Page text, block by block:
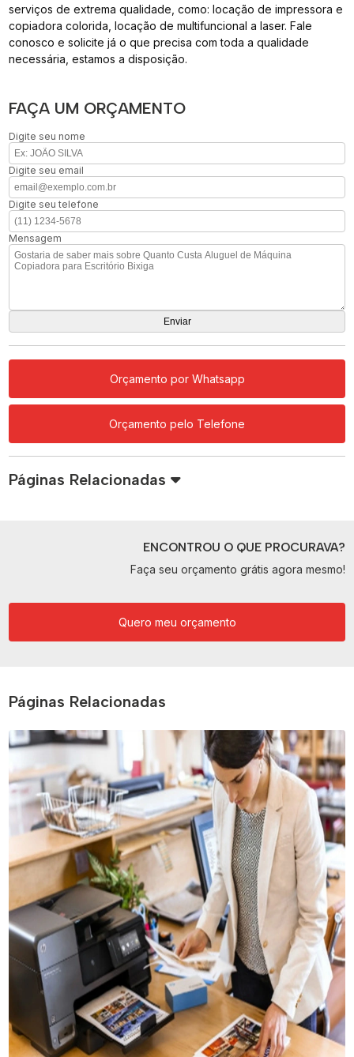
serviços de extrema qualidade, como: locação de impressora e
copiadora colorida, locação de multifuncional a laser. Fale
conosco e solicite já o que precisa com toda a qualidade
necessária, estamos a disposição.
FAÇA UM ORÇAMENTO
Digite seu nome
Digite seu email
Digite seu telefone
Mensagem
Orçamento por Whatsapp
Orçamento pelo Telefone
Páginas Relacionadas
ENCONTROU O QUE PROCURAVA?
Faça seu orçamento grátis agora mesmo!
Quero meu orçamento
Páginas Relacionadas